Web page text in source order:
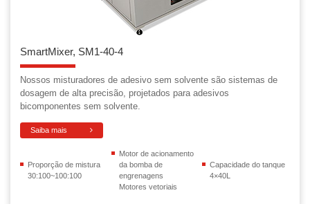
SmartMixer, SM1-40-4
Nossos misturadores de adesivo sem solvente são sistemas de
dosagem de alta precisão, projetados para adesivos
bicomponentes sem solvente.
Saiba mais
Proporção de mistura
30:100~100:100
Motor de acionamento
da bomba de
engrenagens
Motores vetoriais
Capacidade do tanque
4×40L